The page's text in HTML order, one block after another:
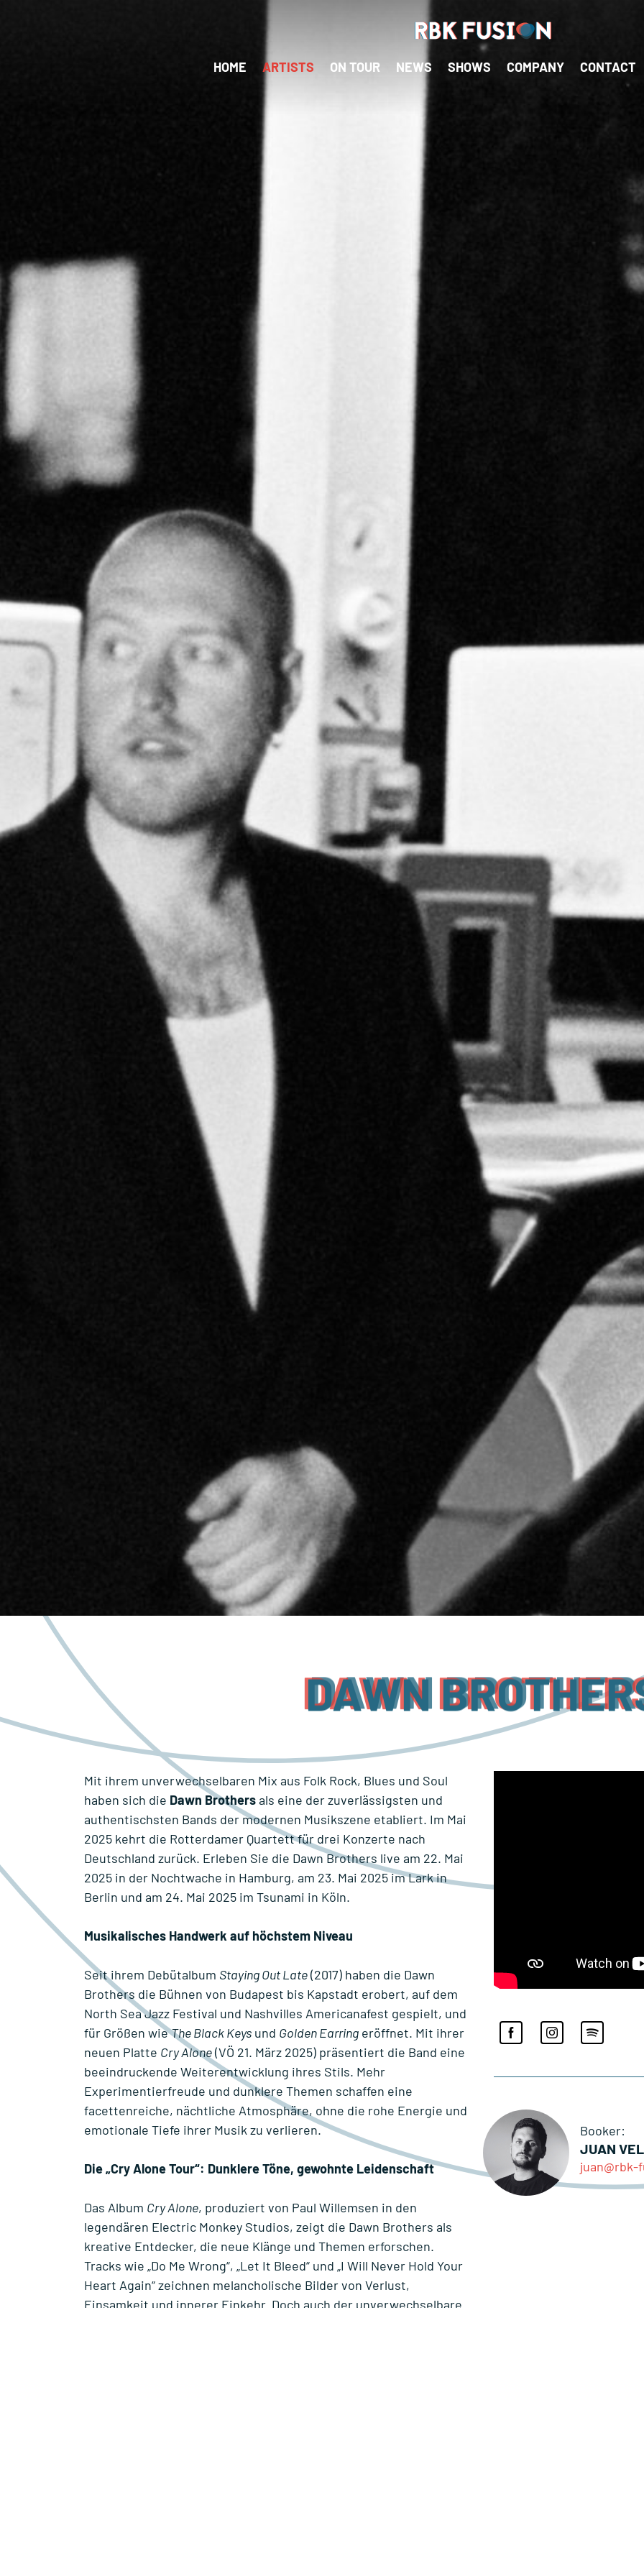
Konzertagentur
HOME ARTISTS ON TOUR NEWS SHOWS COMPANY CONTACT
DAWN
Mit ihrem unverwechselbaren Mix aus Folk Rock, Blues und Soul
haben sich die Dawn Brothersals eine der zuverlässigsten und
authentischsten Bands der modernen Musikszene etabliert. Im Mai
2025 kehrt die Rotterdamer Quartett für drei Konzerte nach
Deutschland zurück. Erleben Sie die Dawn Brothers live am 22. Mai
2025 in der Nochtwache in Hamburg, am 23. Mai 2025 im Lark in
Berlin und am 24. Mai 2025 im Tsunami in Köln.
Musikalisches Handwerk auf höchstem Niveau
Seit ihrem Debütalbum Staying Out Late(2017) haben die Dawn
Brothers die Bühnen von Budapest bis Kapstadt erobert, auf dem
North Sea Jazz Festival und Nashvilles Americanafest gespielt, und
für Größen wieThe Black Keys und Golden Earring eröffnet. Mit ihrer
neuen Platte Cry Alone(VÖ 21. März 2025) präsentiert die Band eine
beeindruckende Weiterentwicklung ihres Stils. Mehr
Experimentierfreude und dunklere Themen schaffen eine
facettenreiche, nächtliche Atmosphäre, ohne die rohe Energie und
emotionale Tiefe ihrer Musik zu verlieren.
Die „Cry Alone Tour“: Dunklere Töne, gewohnte Leidenschaft
Das Album Cry Alone, produziert von Paul Willemsen in den
legendären Electric Monkey Studios, zeigt die Dawn Brothers als
kreative Entdecker, die neue Klänge und Themen erforschen.
Tracks wie „Do Me Wrong“, „Let It Bleed“ und „I Will Never Hold Your
Heart Again“ zeichnen melancholische Bilder von Verlust,
Einsamkeit und innerer Einkehr. Doch auch der unverwechselbare
Booker:
JUAN
juan@rbk-